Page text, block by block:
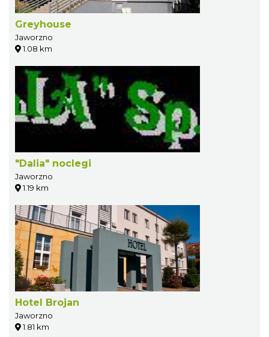
Greyhouse
Jaworzno
1.08 km
"Dalia" noclegi
Jaworzno
1.19 km
Hotel Brojan
Jaworzno
1.81 km